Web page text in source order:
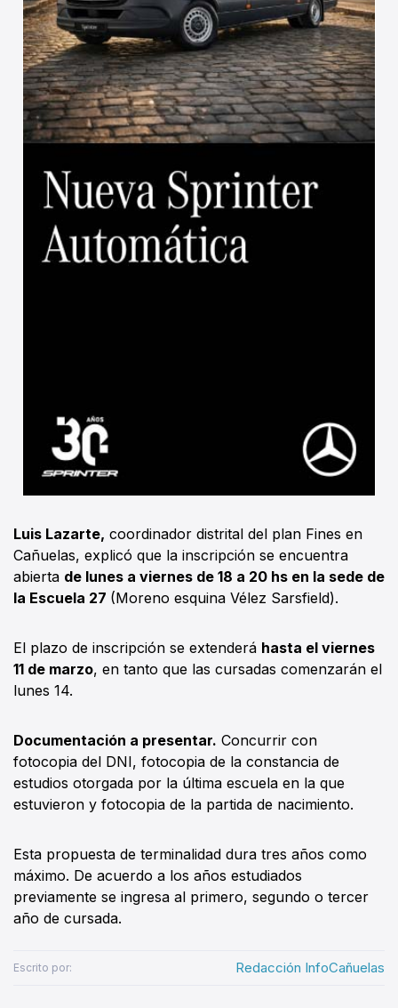
Luis Lazarte, coordinador distrital del plan Fines en
Cañuelas, explicó que la inscripción se encuentra
abierta de lunes a viernes de 18 a 20 hs en la sede de
la Escuela 27 (Moreno esquina Vélez Sarsfield).
El plazo de inscripción se extenderá hasta el viernes
11 de marzo, en tanto que las cursadas comenzarán el
lunes 14.
Documentación a presentar. Concurrir con
fotocopia del DNI, fotocopia de la constancia de
estudios otorgada por la última escuela en la que
estuvieron y fotocopia de la partida de nacimiento.
Esta propuesta de terminalidad dura tres años como
máximo. De acuerdo a los años estudiados
previamente se ingresa al primero, segundo o tercer
año de cursada.
Escrito por: Redacción InfoCañuelas